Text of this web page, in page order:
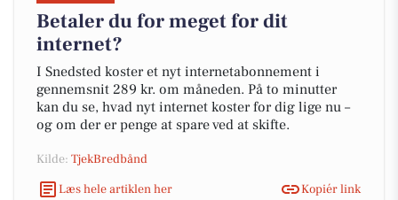
Betaler du for meget for dit
internet?
I Snedsted koster et nyt internetabonnement i
gennemsnit 289 kr. om måneden. På to minutter
kan du se, hvad nyt internet koster for dig lige nu –
og om der er penge at spare ved at skifte.
Kilde: TjekBredbånd
Læs hele artiklen her
Kopiér link